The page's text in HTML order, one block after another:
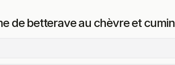
de betterave au chèvre et cumin